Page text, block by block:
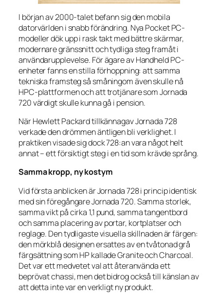
I början av 2000-talet befann sig den mobila
datorvärlden i snabb förändring. Nya Pocket PC-
modeller dök upp i rask takt med bättre skärmar,
modernare gränssnitt och tydliga steg framåt i
användarupplevelse. För ägare av Handheld PC-
enheter fanns en stilla förhoppning: att samma
tekniska framsteg så småningom även skulle nå
HPC-plattformen och att trotjänare som Jornada
720 värdigt skulle kunna gå i pension.
När Hewlett Packard tillkännagav Jornada 728
verkade den drömmen äntligen bli verklighet. I
praktiken visade sig dock 728:an vara något helt
annat – ett försiktigt steg i en tid som krävde språng.
Samma kropp, ny kostym
Vid första anblicken är Jornada 728 i princip identisk
med sin föregångare Jornada 720. Samma storlek,
samma vikt på cirka 1,1 pund, samma tangentbord
och samma placering av portar, kortplatser och
reglage. Den tydligaste visuella skillnaden är färgen:
den mörkblå designen ersattes av en tvåtonad grå
färgsättning som HP kallade Granite och Charcoal.
Det var ett medvetet val att återanvända ett
beprövat chassi, men det bidrog också till känslan av
att detta inte var en verkligt ny produkt.